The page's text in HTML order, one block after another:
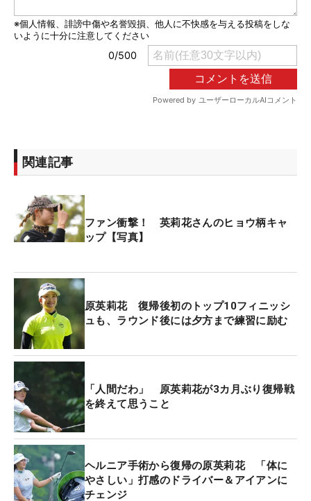
関連記事
ファン衝撃！ 英莉花さんのヒョウ柄キャ
ップ【写真】
原英莉花 復帰後初のトップ10フィニッシ
ュも、ラウンド後には夕方まで練習に励む
「人間だわ」 原英莉花が3カ月ぶり復帰戦
を終えて思うこと
ヘルニア手術から復帰の原英莉花 「体に
やさしい」打感のドライバー＆アイアンに
チェンジ